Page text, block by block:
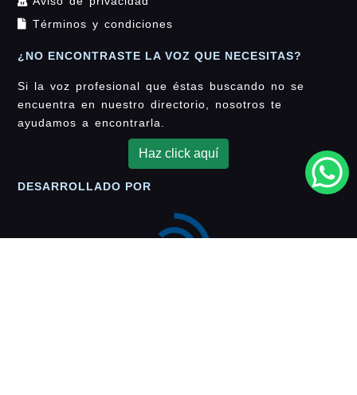
Términos y condiciones
¿NO ENCONTRASTE LA VOZ QUE NECESITAS?
Si la voz profesional que éstas buscando no se
encuentra en nuestro directorio, nosotros te
ayudamos a encontrarla.
Haz click aquí
DESARROLLADO POR